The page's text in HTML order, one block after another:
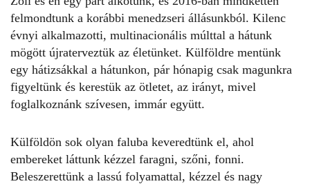
felmondtunk a korábbi menedzseri állásunkból. Kilenc
évnyi alkalmazotti, multinacionális múlttal a hátunk
mögött újraterveztük az életünket. Külföldre mentünk
egy hátizsákkal a hátunkon, pár hónapig csak magunkra
figyeltünk és kerestük az ötletet, az irányt, mivel
foglalkoznánk szívesen, immár együtt.
Külföldön sok olyan faluba keveredtünk el, ahol
embereket láttunk kézzel faragni, szőni, fonni.
Beleszerettünk a lassú folyamattal, kézzel és nagy